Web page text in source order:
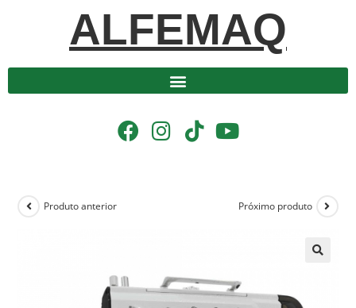
ALFEMAQ
Produto anterior Próximo produto